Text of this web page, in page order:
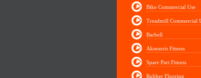
Bike Commercial Use
Treadmill Commercial
Barbell
Aksesoris Fitness
Spare Part Fitness
Rubber Flooring